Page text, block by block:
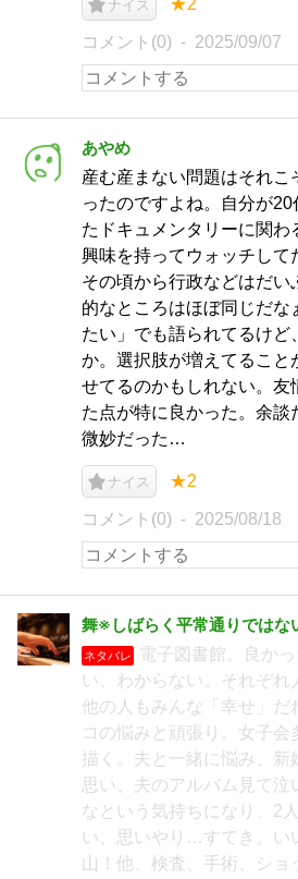
ナイス ★2
コメント(0) 2025/09/07
あやめ
産む産まない問題はそれこ
ったのですよね。自分が
たドキュメンタリーに関わ
興味を持ってウォッチして
その頃から行政などはだい
的なところはほぼ同じだな
たい」でも語られてるけど
か。選択肢が増えてること
せてるのかもしれない。友
た点が特に良かった。余談
微妙だった…
ナイス ★2
コメント(0) 2025/08/18
舞※しばらく平常通りではな
ネタバレ
電子図書館。良か
い、わからない。それぞ
他の人もみんな「幸せ」だ
コの悩みと頑張り。女子会
描く。夫と一緒に悩み、新
思い、夫のアルバム見て泣
なという気持ちになり、2
い、思いやり…すてき。い
山！他、検査、手術、ショ